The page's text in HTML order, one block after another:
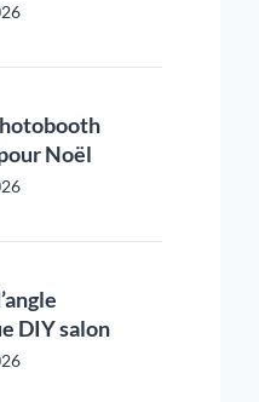
Noël
DIY salon